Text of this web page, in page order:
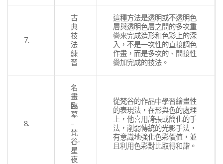
7.
古
典
技
法
練
習
這種方法是透明或不透明色
層與透明色層之間的多次重
疊來完成造形和色彩上的深
入，不是一次性的直接調色
作畫，而是多次的、間接性
疊加完成的技法。
8.
名
畫
臨
摹
–
梵
谷-
星
夜
從梵谷的作品中學習繪畫性
的表現法，在形與色的處理
上，他喜用誇張或簡化的手
法，削弱傳統的光影手法，
有意識地強化色彩價值，並
且利用色彩對比取得和諧。